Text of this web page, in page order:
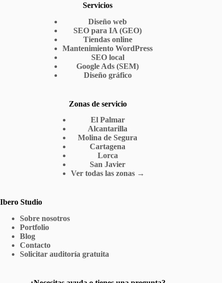
Servicios
Diseño web
SEO para IA (GEO)
Tiendas online
Mantenimiento WordPress
SEO local
Google Ads (SEM)
Diseño gráfico
Zonas de servicio
El Palmar
Alcantarilla
Molina de Segura
Cartagena
Lorca
San Javier
Ver todas las zonas →
Ibero Studio
Sobre nosotros
Portfolio
Blog
Contacto
Solicitar auditoría gratuita